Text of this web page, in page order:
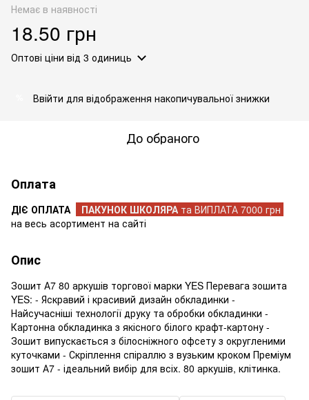
Немає в наявності
18.50 грн
Оптові ціни від 3 одиниць
Ввійти для відображення накопичувальної знижки
До обраного
Оплата
ДІЄ ОПЛАТА ПАКУНОК ШКОЛЯРА та ВИПЛАТА 7000 грн
на весь асортимент на сайті
Опис
Зошит А7 80 аркушів торгової марки YES Перевага зошита
YES: - Яскравий і красивий дизайн обкладинки -
Найсучасніші технології друку та обробки обкладинки -
Картонна обкладинка з якісного білого крафт-картону -
Зошит випускається з білосніжного офсету з округленими
куточками - Скріплення спіраллю з вузьким кроком Преміум
зошит А7 - ідеальний вибір для всіх. 80 аркушів, клітинка.